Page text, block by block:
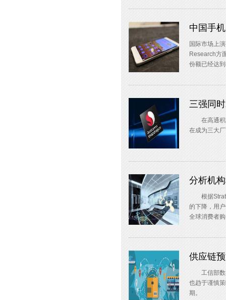
中国手
国际市场上
Research方
份额已经达
三强同
在高通积极
在成为三大
分析机
根据
的下降，用
全球消费者
供应链
工信部数据
也趋于谨慎
期。